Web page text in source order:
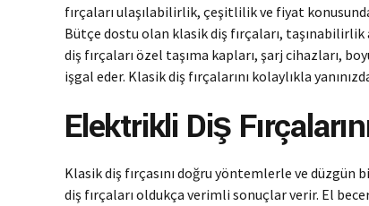
fırçaları ulaşılabilirlik, çeşitlilik ve fiyat
Bütçe dostu olan klasik diş fırçaları, taşınabilirlik
diş fırçaları özel taşıma kapları, şarj cihazları,
işgal eder. Klasik diş fırçalarını kolaylıkla
Elektrikli Diş
Klasik diş fırçasını doğru yöntemlerle ve
diş fırçaları oldukça verimli sonuçlar verir. El